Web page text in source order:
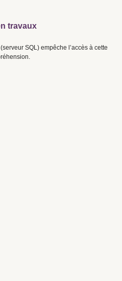
travaux
SQL) empêche l’accès à cette